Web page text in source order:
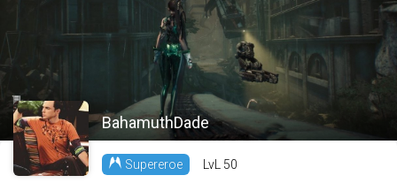
BahamuthDade
Supereroe LvL 50